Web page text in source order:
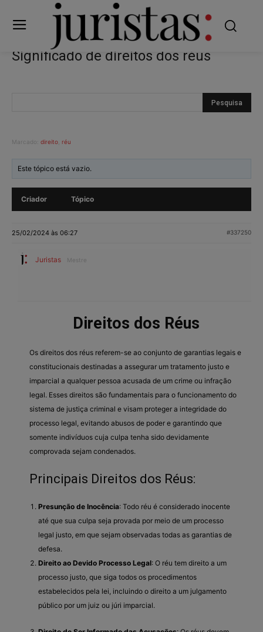
Significado de direitos dos réus
Marcado: direito réu
Este tópico está vazio.
Criador Tópico
25/02/2024 às 06:27 #337250
Juristas Mestre
Direitos dos Réus
Os direitos dos réus referem-se ao conjunto de garantias legais e
constitucionais destinadas a assegurar um tratamento justo e
imparcial a qualquer pessoa acusada de um crime ou infração
legal. Esses direitos são fundamentais para o funcionamento do
sistema de justiça criminal e visam proteger a integridade do
processo legal, evitando abusos de poder e garantindo que
somente indivíduos cuja culpa tenha sido devidamente
comprovada sejam condenados.
Principais Direitos dos Réus:
Presunção de Inocência: Todo réu é considerado inocente
até que sua culpa seja provada por meio de um processo
legal justo, em que sejam observadas todas as garantias de
defesa.
Direito ao Devido Processo Legal: O réu tem direito a um
processo justo, que siga todos os procedimentos
estabelecidos pela lei, incluindo o direito a um julgamento
público por um juiz ou júri imparcial.